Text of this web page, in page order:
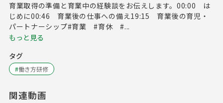
育業取得の準備と育業中の経験談をお伝えします。00:00 は
じめに00:46 育業後の仕事への備え19:15 育業後の育児・
パートナーシップ#育業 #育休 #...
もっと見る
タグ
#働き方研修
関連動画